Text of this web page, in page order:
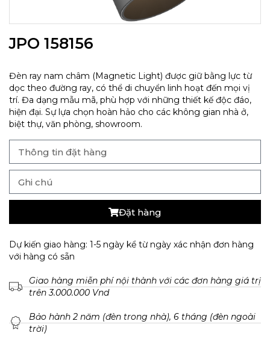
JPO 158156
Đèn ray nam châm (Magnetic Light) được giữ bằng lực từ
dọc theo đường ray, có thể di chuyển linh hoạt đến mọi vị
trí. Đa dạng mẫu mã, phù hợp với những thiết kế độc đáo,
hiện đại. Sự lựa chọn hoàn hảo cho các không gian nhà ở,
biệt thự, văn phòng, showroom.
Đặt hàng
Dự kiến giao hàng: 1-5 ngày kể từ ngày xác nhận đơn hàng
với hàng có sẵn
Giao hàng miễn phí nội thành với các đơn hàng giá trị
trên 3.000.000 Vnd
Bảo hành 2 năm (đèn trong nhà), 6 tháng (đèn ngoài
trời)